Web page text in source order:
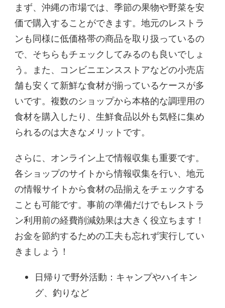
まず、沖縄の市場では、季節の果物や野菜を安
価で購入することができます。地元のレストラ
ンも同様に低価格帯の商品を取り扱っているの
で、そちらもチェックしてみるのも良いでしょ
う。また、コンビニエンスストアなどの小売店
舗も安くて新鮮な食材が揃っているケースが多
いです。複数のショップから本格的な調理用の
食材を購入したり、生鮮食品以外も気軽に集め
られるのは大きなメリットです。
さらに、オンライン上で情報収集も重要です。
各ショップのサイトから情報収集を行い、地元
の情報サイトから食材の品揃えをチェックする
ことも可能です。事前の準備だけでもレストラ
ン利用前の経費削減効果は大きく役立ちます！
お金を節約するための工夫も忘れず実行してい
きましょう！
日帰りで野外活動：キャンプやハイキン
グ、釣りなど